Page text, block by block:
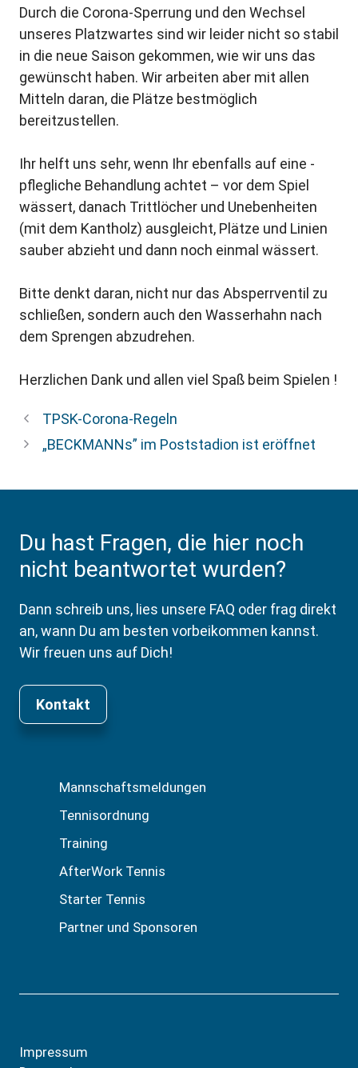
Durch die Corona-Sperrung und den Wechsel
unseres ­Platzwartes sind wir leider nicht so stabil
in die neue Saison gekommen, wie wir uns das
gewünscht haben. Wir arbeiten aber mit allen
Mitteln daran, die Plätze ­bestmöglich
bereitzustellen.
Ihr helft uns sehr, wenn Ihr ebenfalls auf eine ­
pflegliche Behandlung achtet – vor dem Spiel
wässert, danach Trittlöcher und ­Unebenheiten
(mit dem Kantholz) ausgleicht, Plätze und Linien
sauber abzieht und dann noch einmal wässert.
Bitte denkt daran, nicht nur das Absperrventil zu
schließen, sondern auch den Wasserhahn nach
dem Sprengen abzudrehen.
Herzlichen Dank und allen viel Spaß beim Spielen !
TPSK-Corona-Regeln
„BECKMANNs” im Poststadion ist eröffnet
Du hast Fragen, die hier noch
nicht beantwortet wurden?
Dann schreib uns, lies unsere FAQ oder frag direkt
an, wann Du am besten vorbeikommen kannst.
Wir freuen uns auf Dich!
Kontakt
Mannschaftsmeldungen
Tennisordnung
Training
AfterWork Tennis
Starter Tennis
Partner und Sponsoren
Impressum